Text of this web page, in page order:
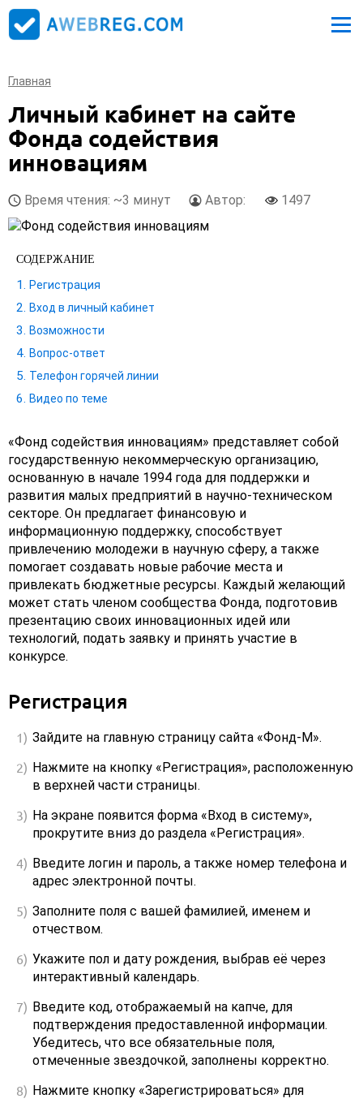
Главная
Личный кабинет на сайте
Фонда содействия
инновациям
Время чтения: ~3 минут Автор: 1497
СОДЕРЖАНИЕ
Регистрация
Вход в личный кабинет
Возможности
Вопрос-ответ
Телефон горячей линии
Видео по теме
«Фонд содействия инновациям» представляет собой
государственную некоммерческую организацию,
основанную в начале 1994 года для поддержки и
развития малых предприятий в научно-техническом
секторе. Он предлагает финансовую и
информационную поддержку, способствует
привлечению молодежи в научную сферу, а также
помогает создавать новые рабочие места и
привлекать бюджетные ресурсы. Каждый желающий
может стать членом сообщества Фонда, подготовив
презентацию своих инновационных идей или
технологий, подать заявку и принять участие в
конкурсе.
Регистрация
Зайдите на главную страницу сайта «Фонд-М».
Нажмите на кнопку «Регистрация», расположенную
в верхней части страницы.
На экране появится форма «Вход в систему»,
прокрутите вниз до раздела «Регистрация».
Введите логин и пароль, а также номер телефона и
адрес электронной почты.
Заполните поля с вашей фамилией, именем и
отчеством.
Укажите пол и дату рождения, выбрав её через
интерактивный календарь.
Введите код, отображаемый на капче, для
подтверждения предоставленной информации.
Убедитесь, что все обязательные поля,
отмеченные звездочкой, заполнены корректно.
Нажмите кнопку «Зарегистрироваться» для